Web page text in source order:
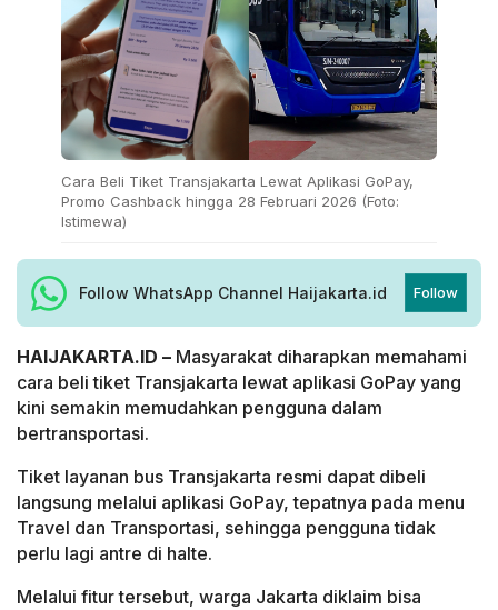
Cara Beli Tiket Transjakarta Lewat Aplikasi GoPay,
Promo Cashback hingga 28 Februari 2026 (Foto:
Istimewa)
Follow WhatsApp Channel Haijakarta.id Follow
HAIJAKARTA.ID – Masyarakat diharapkan memahami
cara beli tiket Transjakarta lewat aplikasi GoPay yang
kini semakin memudahkan pengguna dalam
bertransportasi.
Tiket layanan bus Transjakarta resmi dapat dibeli
langsung melalui aplikasi GoPay, tepatnya pada menu
Travel dan Transportasi, sehingga pengguna tidak
perlu lagi antre di halte.
Melalui fitur tersebut, warga Jakarta diklaim bisa